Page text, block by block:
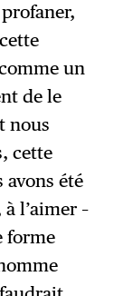
un
de le
nous
cette
été
l’aimer –
forme